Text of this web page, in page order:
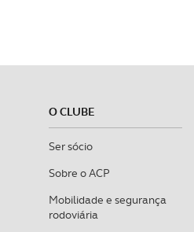
O CLUBE
Ser sócio
Sobre o ACP
Mobilidade e segurança
rodoviária